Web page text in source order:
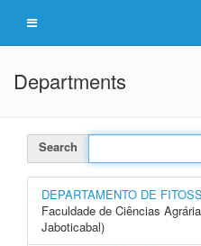
Departments
Search
DEPARTAMENTO DE
Faculdade de Ciências
Jaboticabal)